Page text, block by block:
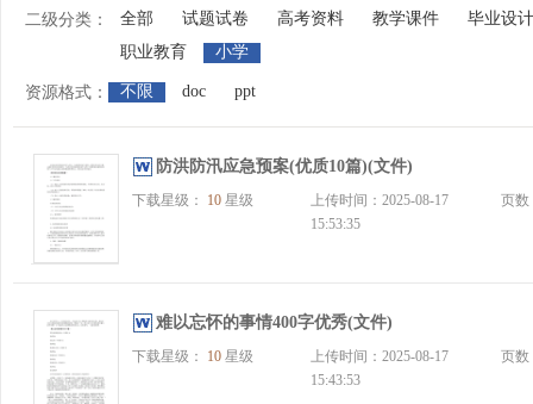
二级分类： 全部 试题试卷 高考资料 教学课件
毕业设计
职业教育
小学
资源格式： 不限 doc ppt
防洪防汛应急预案(优质10篇)(文件)
下载星级： 10 星级
上传时间：2025-08-17
15:53:35
页
难以忘怀的事情400字优秀(文件)
下载星级： 10 星级
上传时间：2025-08-17
15:43:53
页